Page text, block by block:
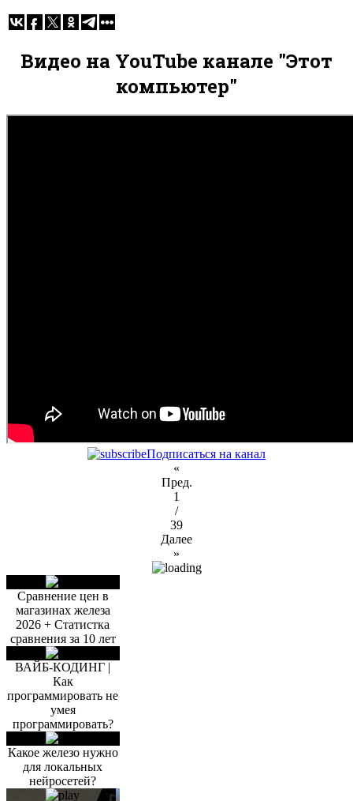
Видео на YouTube канале "Этот
компьютер"
Подписаться на канал
«
Пред.
1
/
39
Далее
»
Сравнение цен в
магазинах железа
2026 + Статистка
сравнения за 10 лет
ВАЙБ-КОДИНГ |
Как
программировать не
умея
программировать?
Какое железо нужно
для локальных
нейросетей?